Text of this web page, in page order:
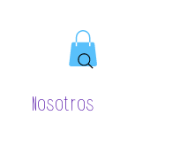
Nosotros